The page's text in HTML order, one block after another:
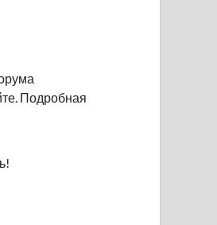
Подробная